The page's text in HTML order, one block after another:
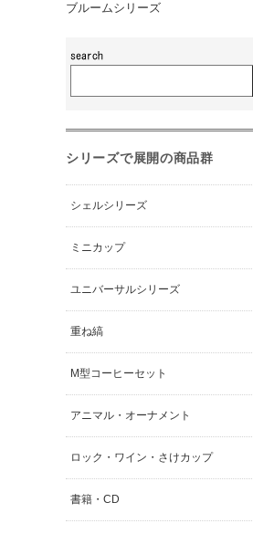
ブルームシリーズ
シリーズで展開の商品群
シェルシリーズ
ミニカップ
ユニバーサルシリーズ
重ね縞
M型コーヒーセット
アニマル・オーナメント
ロック・ワイン・さけカップ
書籍・CD